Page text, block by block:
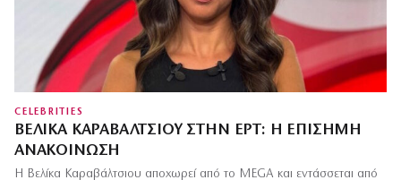
CELEBRITIES
ΒΕΛΊΚΑ ΚΑΡΑΒΆΛΤΣΙΟΥ ΣΤΗΝ ΕΡΤ: Η ΕΠΊΣΗΜΗ
ΑΝΑΚΟΊΝΩΣΗ
Η Βελίκα Καραβάλτσιου αποχωρεί από το MEGA και εντάσσεται από